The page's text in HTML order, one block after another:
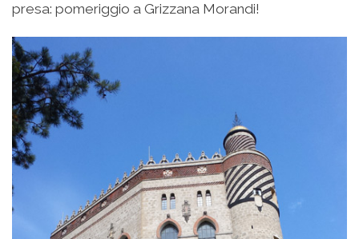
presa: pomeriggio a Grizzana Morandi!